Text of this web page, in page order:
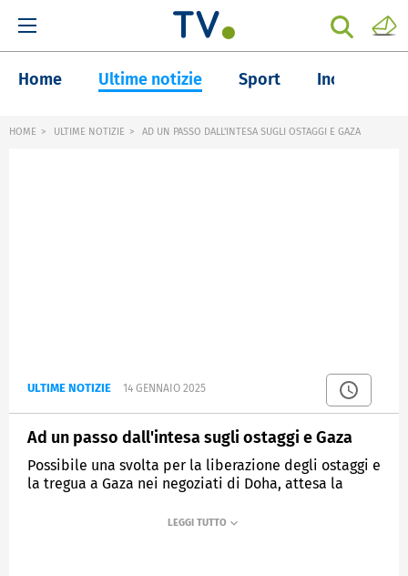
Home Ultime notizie Sport Inchieste
HOME ULTIME NOTIZIE AD UN PASSO DALL'INTESA SUGLI OSTAGGI E GAZA
ULTIME NOTIZIE 14 GENNAIO 2025
Ad un passo dall'intesa sugli ostaggi e Gaza
Possibile una svolta per la liberazione degli ostaggi e
la tregua a Gaza nei negoziati di Doha, attesa la